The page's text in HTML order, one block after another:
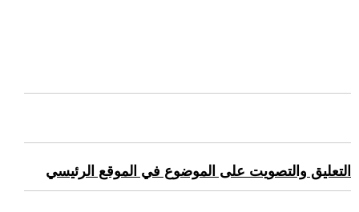
التعليق والتصويت على الموضوع في الموقع الرئيسي